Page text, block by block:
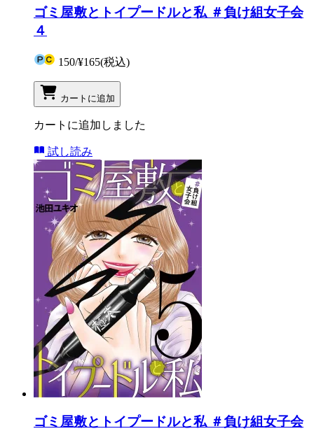
ゴミ屋敷とトイプードルと私 ＃負け組女子会
４
150/¥165(税込)
カートに追加
カートに追加しました
試し読み
ゴミ屋敷とトイプードルと私 ＃負け組女子会